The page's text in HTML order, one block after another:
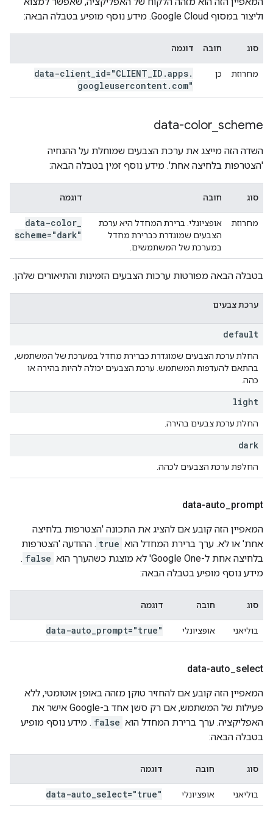
וליצור במסוף Google Cloud. מידע נוסף מופיע בטבלה הבאה:
סוג חובה דוגמה
מחרוזת כן data-client id="CLIENT ID .apps.
googleusercontent. com"
data-color scheme
השדה הזה מייצג את ערכת הצבעים שמוחלת על ההנחיה
'הצטרפות בלחיצה אחת'. מידע נוסף זמין בטבלה הבאה:
סוג חובה דוגמה
מחרוזת
אופציונלי. ברירת המחדל היא ערכת
הצבעים שמוגדרת כברירת מחדל
במערכת של המשתמשים.
data-color
scheme="dark"
בטבלה הבאה מפורטות ערכות הצבעים הזמינות והתיאורים שלהן.
ערכת צבעים
default
החלת ערכת הצבעים שמוגדרת כברירת מחדל במערכת של המשתמש,
בהתאם להעדפות המשתמש. ערכת הצבעים יכולה להיות בהירה או
כהה.
light
החלת ערכת צבעים בהירה.
dark
החלפת ערכת הצבעים לכהה.
data-auto prompt
המאפיין הזה קובע אם להציג את התכונה 'הצטרפות בלחיצה
אחת' או לא. ערך ברירת המחדל הוא true . ההודעה 'הצטרפות
בלחיצה אחת ל-Google One' לא מוצגת כשהערך הוא
false
.
מידע נוסף מופיע בטבלה הבאה:
סוג חובה דוגמה
בוליאני אופציונלי data-auto prompt="true"
data-auto select
המאפיין הזה קובע אם להחזיר טוקן מזהה באופן אוטומטי, ללא
פעילות של המשתמש, אם רק סשן אחד ב-Google אישר את
האפליקציה. ערך ברירת המחדל הוא false . מידע נוסף מופיע
בטבלה הבאה:
סוג חובה דוגמה
בוליאני אופציונלי data-auto select="true"